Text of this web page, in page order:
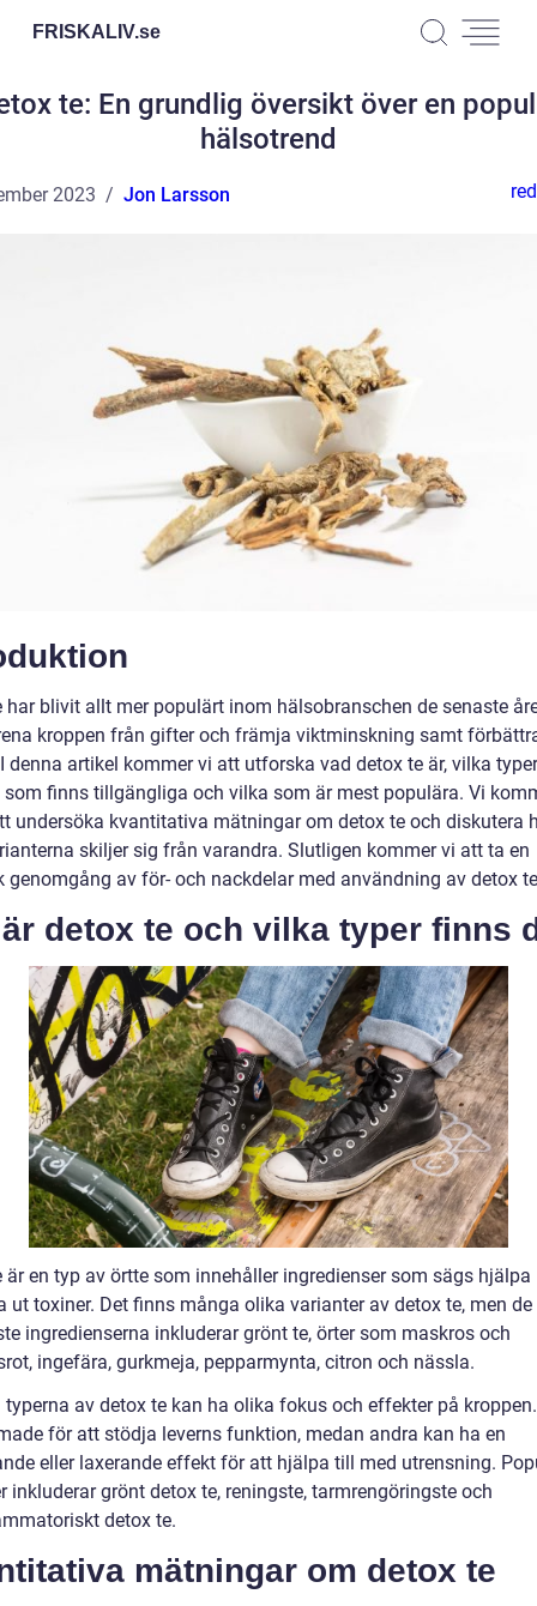
FRISKALIV.se
te: En grundlig översikt över en
hälsotrend
2023 Jon Larsson
har blivit allt mer populärt inom hälsobranschen de senaste
kroppen från gifter och främja viktminskning samt
denna artikel kommer vi att utforska vad detox te är, vilka
som finns tillgängliga och vilka som är mest populära. Vi
undersöka kvantitativa mätningar om detox te och diskutera
skiljer sig från varandra. Slutligen kommer vi att ta en
genomgång av för- och nackdelar med användning av detox
detox te och vilka typer finns
är en typ av örtte som innehåller ingredienser som sägs hjälpa
ut toxiner. Det finns många olika varianter av detox te, men de
ingredienserna inkluderar grönt te, örter som maskros och
ingefära, gurkmeja, pepparmynta, citron och nässla.
typerna av detox te kan ha olika fokus och effekter på
för att stödja leverns funktion, medan andra kan ha en
eller laxerande effekt för att hjälpa till med utrensning.
inkluderar grönt detox te, reningste, tarmrengöringste och
detox te.
mätningar om detox te